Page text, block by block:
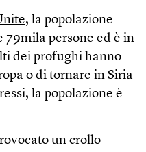
, la popolazione
79mila persone ed è in
dei profughi hanno
o di tornare in Siria
la popolazione è
un crollo